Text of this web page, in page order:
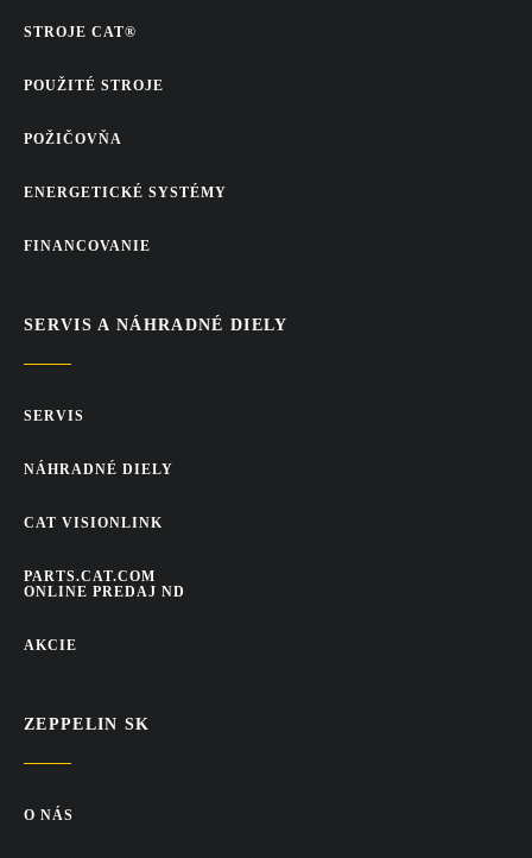
STROJE CAT®
POUŽITÉ STROJE
POŽIČOVŇA
ENERGETICKÉ SYSTÉMY
FINANCOVANIE
SERVIS A NÁHRADNÉ DIELY
SERVIS
NÁHRADNÉ DIELY
CAT VISIONLINK
PARTS.CAT.COM
ONLINE PREDAJ ND
AKCIE
ZEPPELIN SK
O NÁS